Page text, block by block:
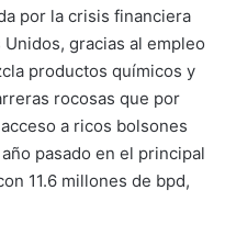
por la crisis financiera
gracias al empleo
productos químicos y
rocosas que por
a ricos bolsones
pasado en el principal
11.6 millones de bpd,